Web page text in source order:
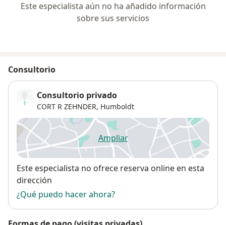
Este especialista aún no ha añadido información
sobre sus servicios
Consultorio
Consultorio privado
CORT R ZEHNDER, Humboldt
Ampliarse abre en una nueva
Disponibilidad
Este especialista no ofrece reserva online en esta
dirección
¿Qué puedo hacer ahora?